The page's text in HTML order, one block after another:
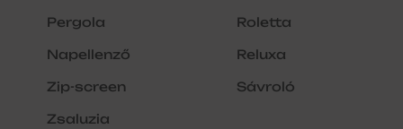
Pergola
Napellenző
Zip-screen
Zsaluzia
Roletta
Reluxa
Sávroló